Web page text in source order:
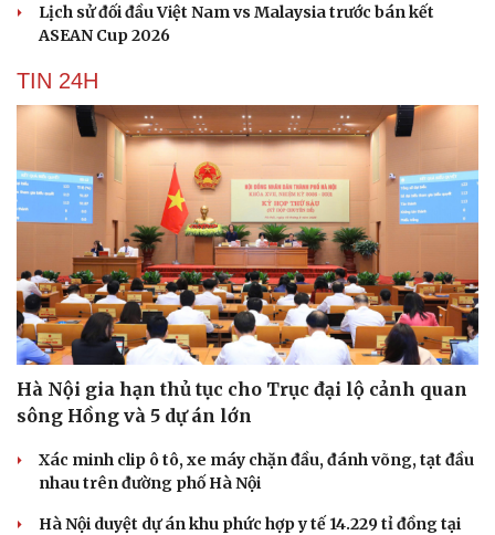
Lịch sử đối đầu Việt Nam vs Malaysia trước bán kết
ASEAN Cup 2026
TIN 24H
Hà Nội gia hạn thủ tục cho Trục đại lộ cảnh quan
sông Hồng và 5 dự án lớn
Xác minh clip ô tô, xe máy chặn đầu, đánh võng, tạt đầu
nhau trên đường phố Hà Nội
Hà Nội duyệt dự án khu phức hợp y tế 14.229 tỉ đồng tại